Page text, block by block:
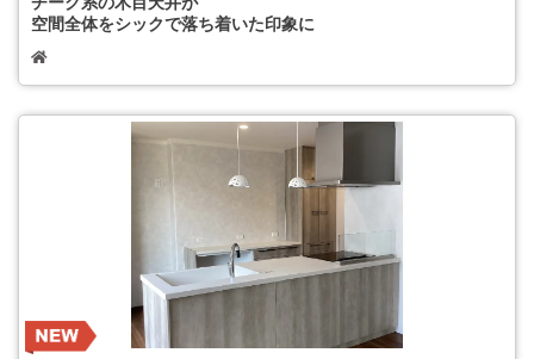
空間全体をシックで落ち着いた印象に